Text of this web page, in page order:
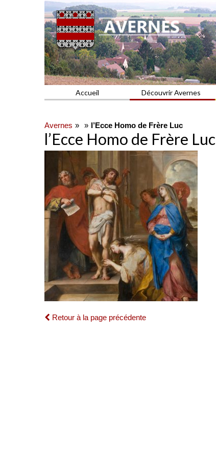
AVERNES
Commune du Val d'Oise
Accueil Découvrir Avernes
Avernes l’Ecce Homo de Frère Luc
l’Ecce Homo de Frère Luc
Retour à la page précédente